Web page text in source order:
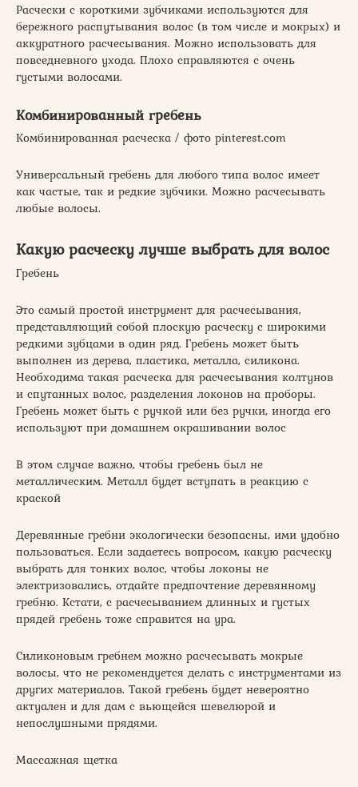
Расчески с короткими зубчиками используются для
бережного распутывания волос (в том числе и мокрых) и
аккуратного расчесывания. Можно использовать для
повседневного ухода. Плохо справляются с очень
густыми волосами.
Комбинированный гребень
Комбинированная расческа / фото pinterest.com
Универсальный гребень для любого типа волос имеет
как частые, так и редкие зубчики. Можно расчесывать
любые волосы.
Какую расческу лучше выбрать для волос
Гребень
Это самый простой инструмент для расчесывания,
представляющий собой плоскую расческу с широкими
редкими зубцами в один ряд. Гребень может быть
выполнен из дерева, пластика, металла, силикона.
Необходима такая расческа для расчесывания колтунов
и спутанных волос, разделения локонов на проборы.
Гребень может быть с ручкой или без ручки, иногда его
используют при домашнем окрашивании волос
В этом случае важно, чтобы гребень был не
металлическим. Металл будет вступать в реакцию с
краской
Деревянные гребни экологически безопасны, ими удобно
пользоваться. Если задаетесь вопросом, какую расческу
выбрать для тонких волос, чтобы локоны не
электризовались, отдайте предпочтение деревянному
гребню. Кстати, с расчесыванием длинных и густых
прядей гребень тоже справится на ура.
Силиконовым гребнем можно расчесывать мокрые
волосы, что не рекомендуется делать с инструментами из
других материалов. Такой гребень будет невероятно
актуален и для дам с вьющейся шевелюрой и
непослушными прядями.
Массажная щетка